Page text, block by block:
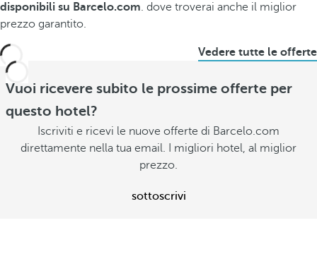
disponibili su Barcelo.com. dove troverai anche il miglior
prezzo garantito.
Vedere tutte le offerte
Vuoi ricevere subito le prossime offerte per
questo hotel?
Iscriviti e ricevi le nuove offerte di Barcelo.com
direttamente nella tua email. I migliori hotel, al miglior
prezzo.
sottoscrivi